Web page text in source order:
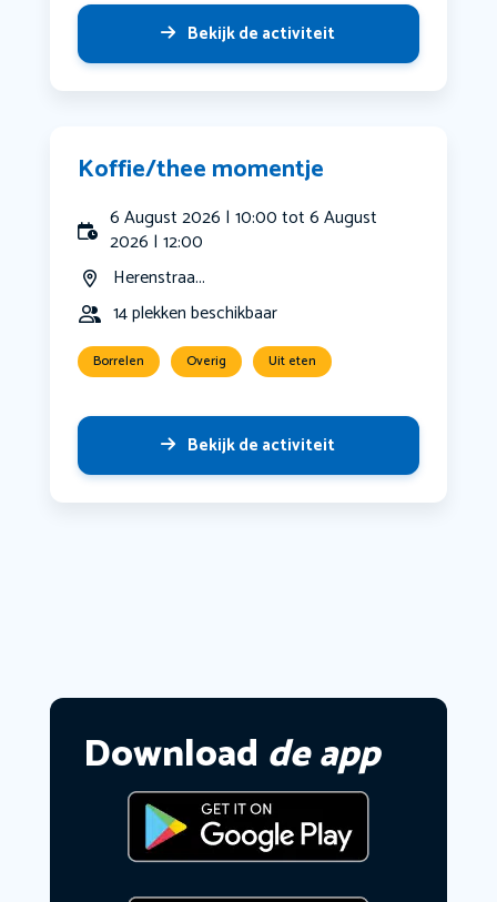
Bekijk de activiteit
Koffie/thee momentje
6 August 2026 | 10:00 tot 6 August
2026 | 12:00
Herenstraa...
14 plekken beschikbaar
Borrelen Overig Uit eten
Bekijk de activiteit
Download de app